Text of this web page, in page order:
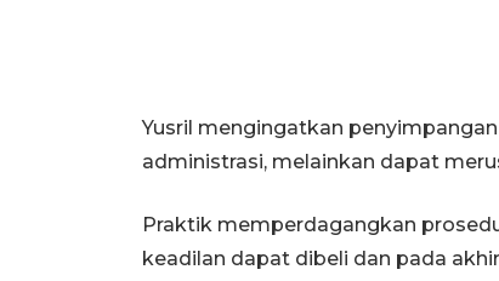
Yusril mengingatkan
administrasi, melainkan dapat
Praktik memperdagangkan
keadilan dapat dibeli dan pada